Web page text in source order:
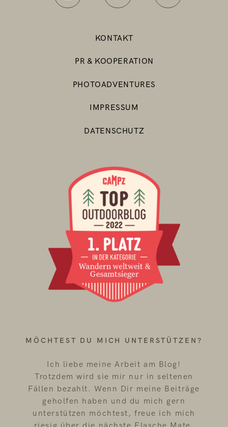
MÖCHTEST DU MICH UNTERSTÜTZEN?
KONTAKT
PR & KOOPERATION
PHOTOADVENTURES
IMPRESSUM
DATENSCHUTZ
Ich liebe meine Arbeit am Blog!
Trotzdem wird sie mir nur in seltenen
Fällen bezahlt. Wenn Dir meine Beiträge
geholfen haben und du mich gern
unterstützen möchtest, freue ich mich